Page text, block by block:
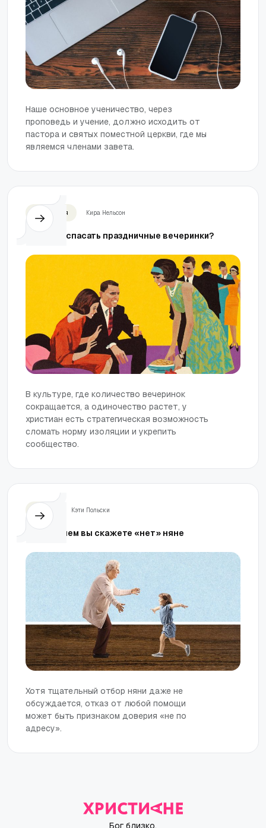
Наше основное ученичество, через
проповедь и учение, должно исходить от
пастора и святых поместной церкви, где мы
являемся членами завета.
Отношения Кира Нельсон
Стоит ли спасать праздничные вечеринки?
В культуре, где количество вечеринок
сокращается, а одиночество растет, у
христиан есть стратегическая возможность
сломать норму изоляции и укрепить
сообщество.
Кэти Польски
Прежде чем вы скажете «нет» няне
Хотя тщательный отбор няни даже не
обсуждается, отказ от любой помощи
может быть признаком доверия «не по
адресу».
Бог близко.